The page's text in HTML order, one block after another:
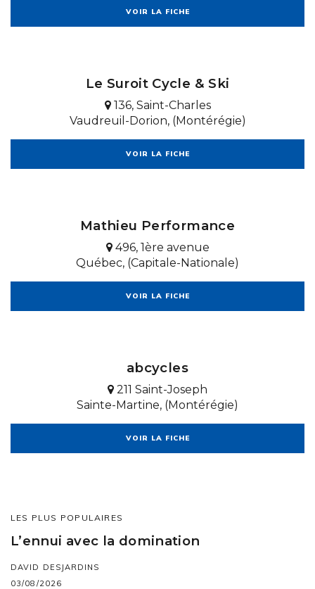
VOIR LA FICHE
Le Suroit Cycle & Ski
136, Saint-Charles
Vaudreuil-Dorion, (Montérégie)
VOIR LA FICHE
Mathieu Performance
496, 1ère avenue
Québec, (Capitale-Nationale)
VOIR LA FICHE
abcycles
211 Saint-Joseph
Sainte-Martine, (Montérégie)
VOIR LA FICHE
LES PLUS POPULAIRES
L’ennui avec la domination
DAVID DESJARDINS
03/08/2026